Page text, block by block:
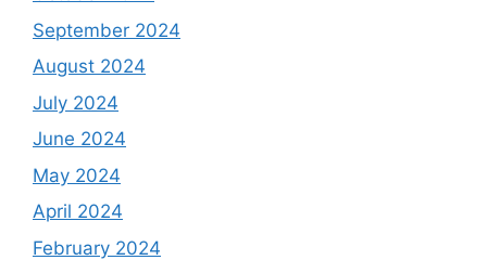
September 2024
August 2024
July 2024
June 2024
May 2024
April 2024
February 2024